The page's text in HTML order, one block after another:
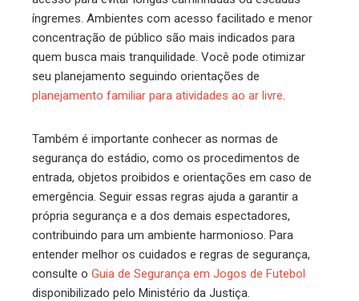
íngremes. Ambientes com acesso facilitado e menor
concentração de público são mais indicados para
quem busca mais tranquilidade. Você pode otimizar
seu planejamento seguindo orientações de
planejamento familiar para atividades ao ar livre.
Também é importante conhecer as normas de
segurança do estádio, como os procedimentos de
entrada, objetos proibidos e orientações em caso de
emergência. Seguir essas regras ajuda a garantir a
própria segurança e a dos demais espectadores,
contribuindo para um ambiente harmonioso. Para
entender melhor os cuidados e regras de segurança,
consulte o Guia de Segurança em Jogos de Futebol
disponibilizado pelo Ministério da Justiça.